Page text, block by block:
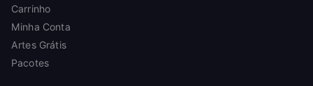
Carrinho
Minha Conta
Artes Grátis
Pacotes